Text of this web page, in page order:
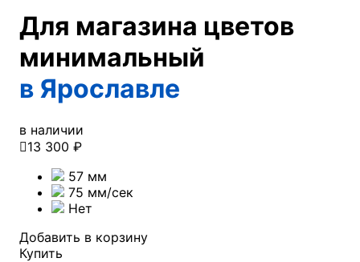
Для магазина цветов
минимальный
в Ярославле
в наличии
13 300 ₽
57 мм
75 мм/cек
Нет
Добавить в корзину
Купить